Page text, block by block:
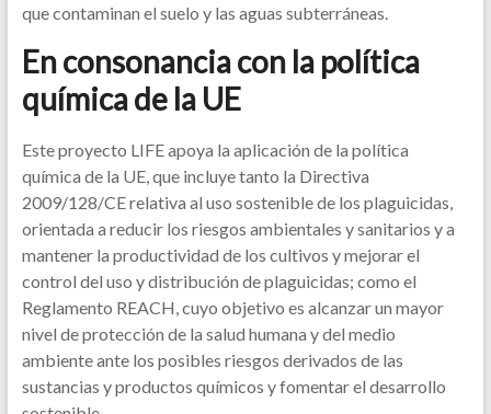
que contaminan el suelo y las aguas subterráneas.
En consonancia con la política
química de la UE
Este proyecto LIFE apoya la aplicación de la política
química de la UE, que incluye tanto la Directiva
2009/128/CE relativa al uso sostenible de los plaguicidas,
orientada a reducir los riesgos ambientales y sanitarios y a
mantener la productividad de los cultivos y mejorar el
control del uso y distribución de plaguicidas; como el
Reglamento REACH, cuyo objetivo es alcanzar un mayor
nivel de protección de la salud humana y del medio
ambiente ante los posibles riesgos derivados de las
sustancias y productos químicos y fomentar el desarrollo